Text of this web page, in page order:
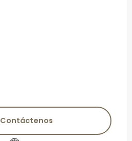
Contáctenos